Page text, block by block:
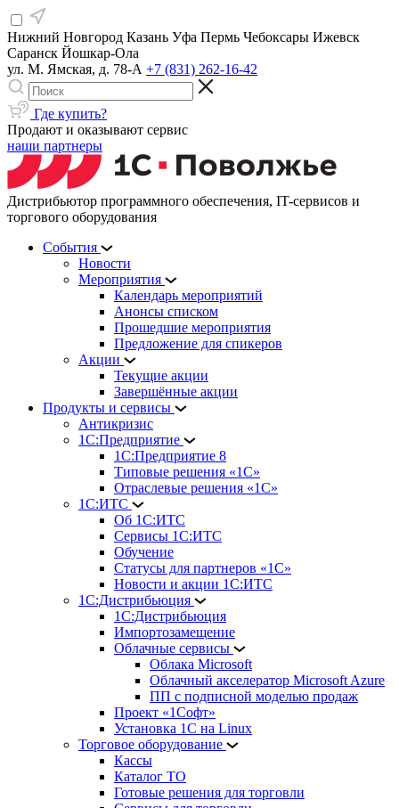
Нижний Новгород Казань Уфа Пермь Чебоксары Ижевск
Саранск Йошкар-Ола
ул. М. Ямская, д. 78-А +7 (831) 262-16-42
Где купить?
Продают и оказывают сервис
наши партнеры
Дистрибьютор программного обеспечения, IT-сервисов и
торгового оборудования
События
Новости
Мероприятия
Календарь мероприятий
Анонсы списком
Прошедшие мероприятия
Предложение для спикеров
Акции
Текущие акции
Завершённые акции
Продукты и сервисы
Антикризис
1С:Предприятие
1С:Предприятие 8
Типовые решения «1С»
Отраслевые решения «1С»
1С:ИТС
Об 1С:ИТС
Сервисы 1С:ИТС
Обучение
Статусы для партнеров «1С»
Новости и акции 1С:ИТС
1С:Дистрибьюция
1С:Дистрибьюция
Импортозамещение
Облачные сервисы
Облака Microsoft
Облачный акселератор Microsoft Azure
ПП с подписной моделью продаж
Проект «1Софт»
Установка 1С на Linux
Торговое оборудование
Кассы
Каталог ТО
Готовые решения для торговли